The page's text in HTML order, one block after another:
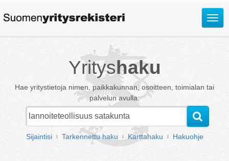
Avaa
Yrityshaku
Hae yritystietoja nimen, paikkakunnan, osoitteen, toimialan tai
palvelun avulla.
Sijaintisi Tarkennettu haku Karttahaku Hakuohje